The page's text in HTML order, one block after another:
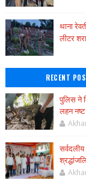
थाना
लीटर
RECENT
पुलिस ने
लहन